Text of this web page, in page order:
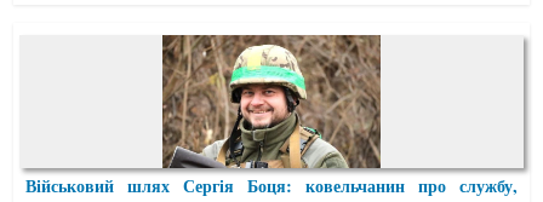
Військовий шлях Сергія Боця: ковельчанин про службу,